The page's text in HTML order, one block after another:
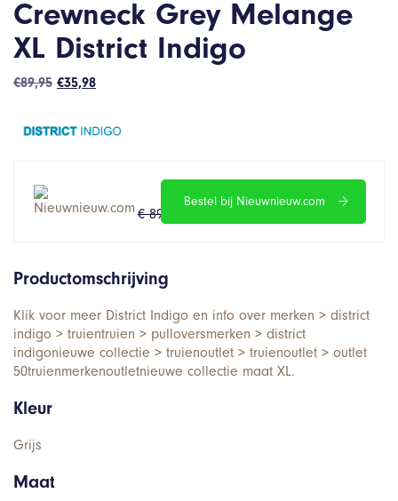
Crewneck Grey Melange
XL District Indigo
€89,95 Oorspronkelijke
€89,95.
€35,98Huidige
€35,98.
€ 89.95
Bestel bij Nieuwnieuw.com
Productomschrijving
Klik voor meer District Indigo en info over merken > district
indigo > truientruien > pulloversmerken > district
indigonieuwe collectie > truienoutlet > truienoutlet > outlet
50truienmerkenoutletnieuwe collectie maat XL.
Kleur
Grijs
Maat